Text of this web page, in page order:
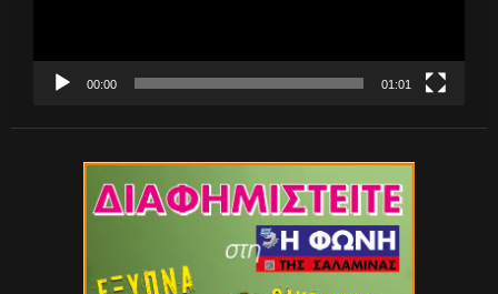
00:00 01:01